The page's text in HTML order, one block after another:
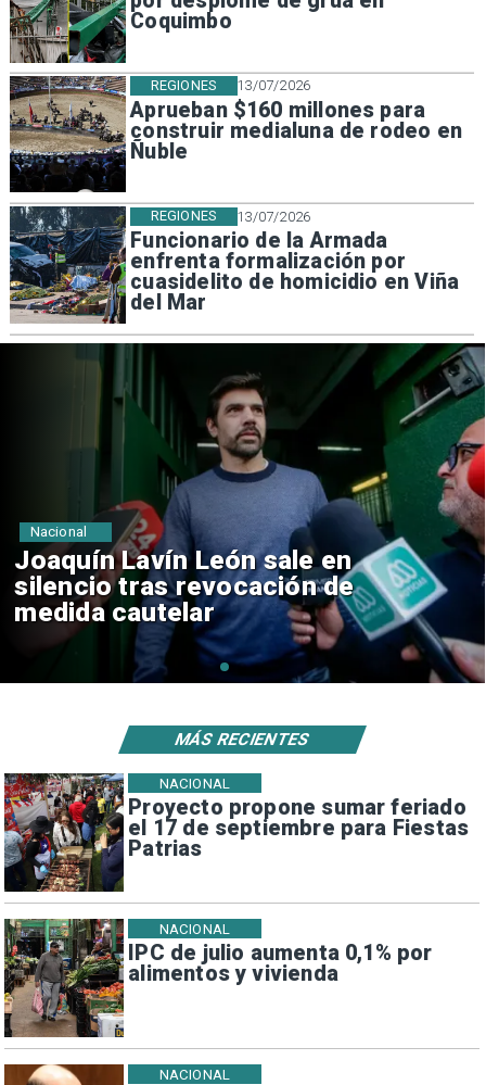
Coquimbo
13/07/2026
Aprueban $160 millones para
construir medialuna de rodeo en
Ñuble
REGIONES
13/07/2026
Funcionario de la Armada
enfrenta formalización por
cuasidelito de homicidio en Viña
del Mar
REGIONES
Chile y Venezuela formalizan
reinicio de relaciones
consulares
Nacional
Proyecto propone sumar feriado
el 17 de septiembre para Fiestas
Patrias
NACIONAL
IPC de julio aumenta 0,1% por
alimentos y vivienda
NACIONAL
NACIONAL
MÁS RECIENTES